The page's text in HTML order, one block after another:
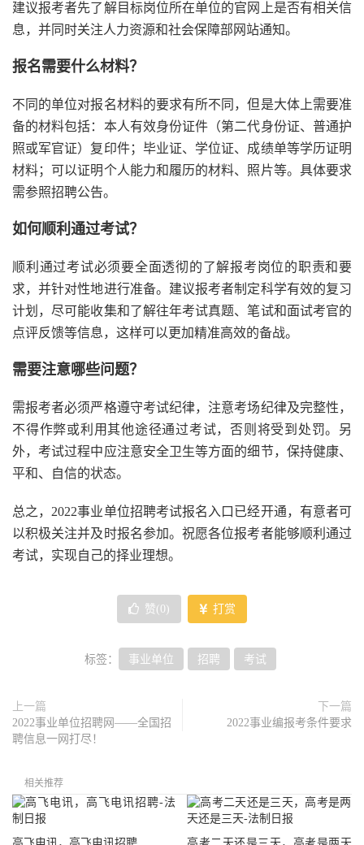
建议报考者先了解目标岗位所在单位的官网上是否有相关信
息，并同时关注人力资源和社会保障部网站通知。
报名需要什么材料？
不同的单位对报名材料的要求有所不同，但是大体上需要准
备的材料包括：本人有效身份证件（第二代身份证、普通护
照或军官证）复印件；毕业证、学位证、成绩单等学历证明
材料；可以证明个人能力和履历的材料、照片等。具体要求
需参照招聘公告。
如何顺利通过考试？
顺利通过考试必须要全面透彻的了解报考岗位的职责和要
求，并针对性地进行准备。建议报考者制定科学有效的复习
计划，尽可能收集和了解往年考试真题、笔试和面试考官的
点评反馈等信息，这样可以更加精准高效的备战。
需要注意哪些问题？
需报考者必须严格遵守考试纪律，注意考场纪律及完整性，
不得作弊或利用其他途径通过考试，否则将受到处罚。另
外，考试过程中应注意安全卫生等方面的细节，保持健康、
平和、自信的状态。
总之，2022事业单位招聘考试报名入口已经开通，有意者可
以积极关注并及时报名参加。祝愿各位报考者能够顺利通过
考试，实现自己的择业理想。
赞( 0 ) 打赏
标签： 事业单位 招聘 考试
上一篇
2022事业单位招聘网——全国招
聘信息一网打尽！
下一篇
2022事业编报考条件要求
相关推荐